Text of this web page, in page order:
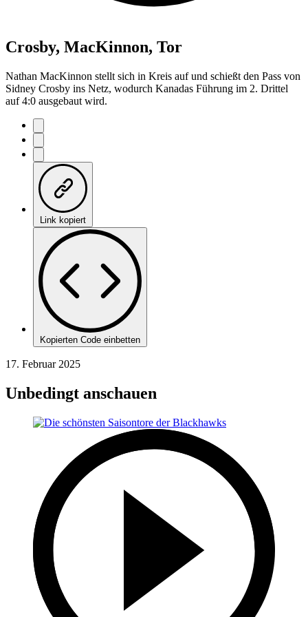
Crosby, MacKinnon, Tor
Nathan MacKinnon stellt sich in Kreis auf und schießt den Pass von
Sidney Crosby ins Netz, wodurch Kanadas Führung im 2. Drittel
auf 4:0 ausgebaut wird.
Link kopiert
Kopierten Code einbetten
17. Februar 2025
Unbedingt anschauen